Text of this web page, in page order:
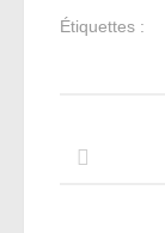
Étiquettes :